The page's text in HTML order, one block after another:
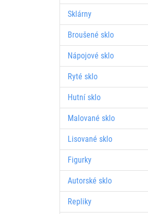
Sklárny
Broušené sklo
Nápojové sklo
Ryté sklo
Hutní sklo
Malované sklo
Lisované sklo
Figurky
Autorské sklo
Repliky